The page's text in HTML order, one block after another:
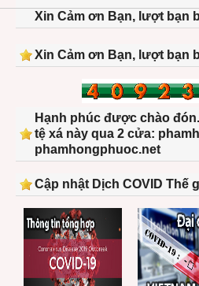
Xin Cảm ơn Bạn, lượt bạn
Xin Cảm ơn Bạn, lượt bạn
Hạnh phúc được chào
tệ xá này qua 2 cửa:
phamhongphuoc.net
Cập nhật Dịch COVID Thế